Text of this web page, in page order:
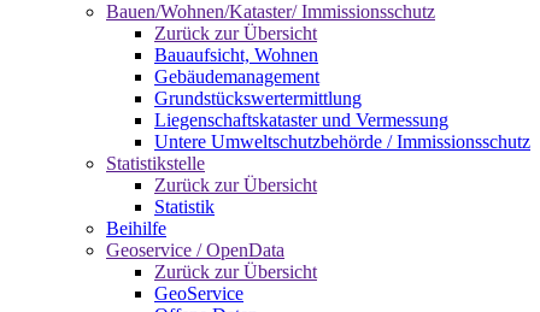
Bauen/Wohnen/Kataster/ Immissionsschutz
Zurück zur Übersicht
Bauaufsicht, Wohnen
Gebäudemanagement
Grundstückswertermittlung
Liegenschaftskataster und Vermessung
Untere Umweltschutzbehörde / Immissionsschutz
Statistikstelle
Zurück zur Übersicht
Statistik
Beihilfe
Geoservice / OpenData
Zurück zur Übersicht
GeoService